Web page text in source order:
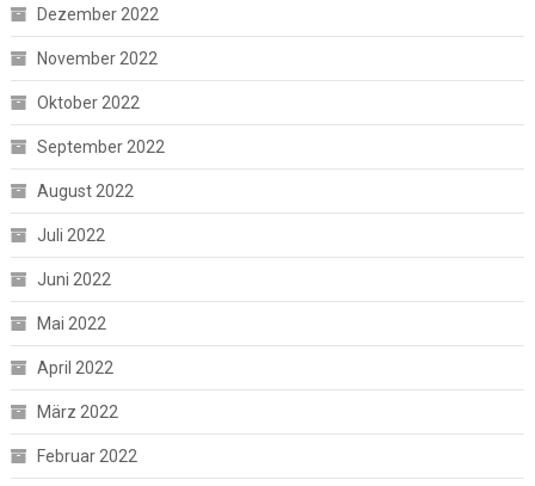
Dezember 2022
November 2022
Oktober 2022
September 2022
August 2022
Juli 2022
Juni 2022
Mai 2022
April 2022
März 2022
Februar 2022